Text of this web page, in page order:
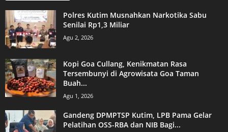
Polres Kutim Musnahkan Narkotika Sabu
Senilai Rp1,3 Miliar
Agu 2, 2026
Kopi Goa Cullang, Kenikmatan Rasa
Tersembunyi di Agrowisata Goa Taman
Buah...
Agu 1, 2026
Gandeng DPMPTSP Kutim, LPB Pama Gelar
Pelatihan OSS-RBA dan NIB Bagi...